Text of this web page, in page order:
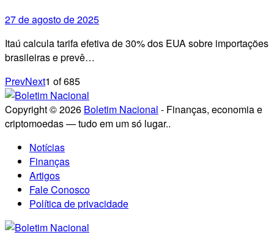
27 de agosto de 2025
Itaú calcula tarifa efetiva de 30% dos EUA sobre importações
brasileiras e prevê…
PrevNext1 of685
Copyright © 2026 Boletim Nacional - Finanças, economia e
criptomoedas — tudo em um só lugar..
Notícias
Finanças
Artigos
Fale Conosco
Política de privacidade